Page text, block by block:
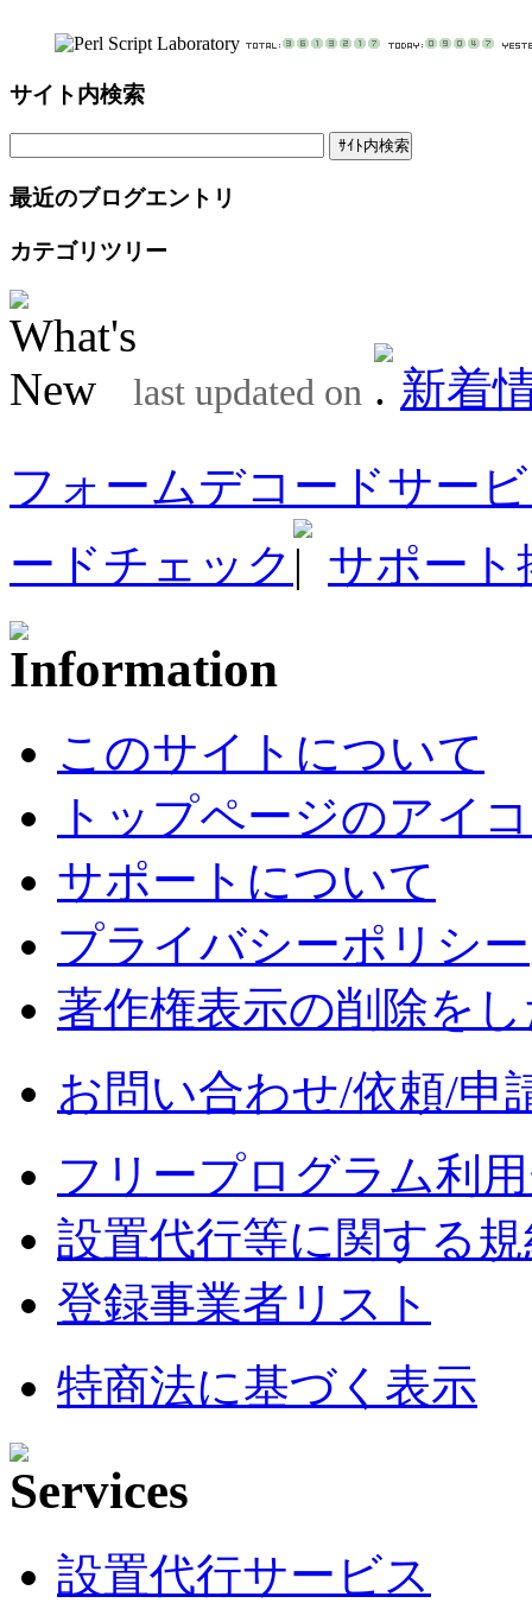
サイト内検索
最近のブログエントリ
カテゴリツリー
last updated on
新着
フォームデコードサー
ードチェック
サポート
このサイトについて
トップページのアイ
サポートについて
プライバシーポリシー
著作権表示の削除を
お問い合わせ/依頼/申
フリープログラム利
設置代行等に関する
登録事業者リスト
特商法に基づく表示
設置代行サービス